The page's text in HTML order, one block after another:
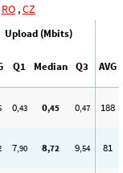
RO ,CZ
Upload (Mbits)
Q1 Median Q3 AVG
0,43 0,45 0,47 188
7,90 8,72 9,54 81